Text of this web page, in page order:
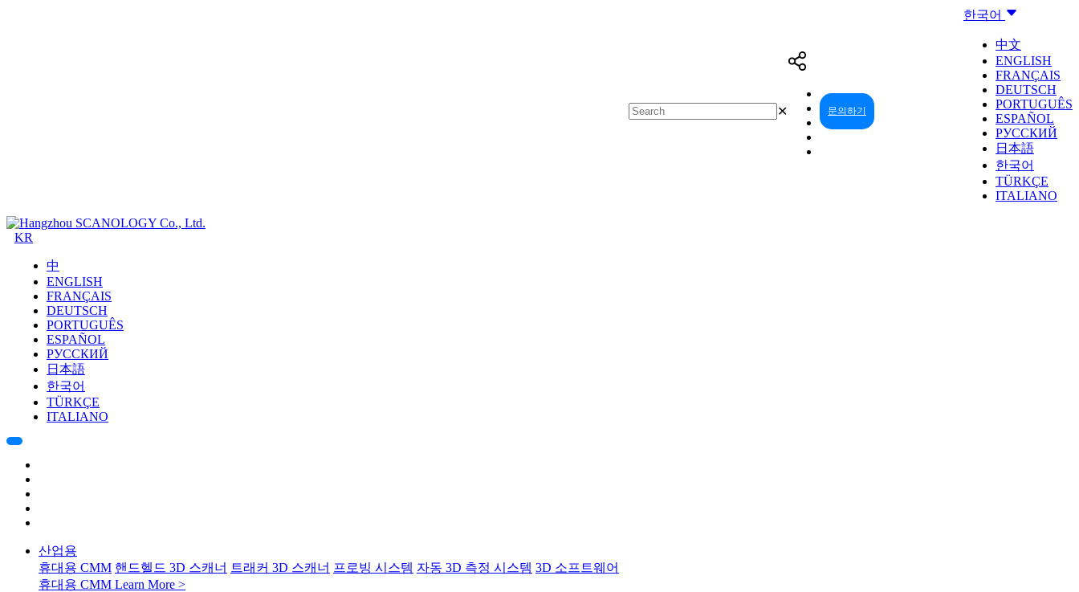
한국어
中文
ENGLISH
FRANÇAIS
DEUTSCH
PORTUGUÊS
ESPAÑOL
РУССКИЙ
日本語
한국어
TÜRKÇE
ITALIANO
문의하기
✕
KR
中
ENGLISH
FRANÇAIS
DEUTSCH
PORTUGUÊS
ESPAÑOL
РУССКИЙ
日本語
한국어
TÜRKÇE
ITALIANO
산업용
휴대용 CMM 핸드헬드 3D 스캐너 트래커 3D 스캐너 프로빙 시스템 자동 3D 측정 시스템 3D 소프트웨어
휴대용 CMM Learn More >